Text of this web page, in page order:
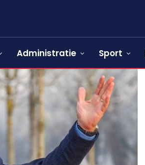
Administratie Sport